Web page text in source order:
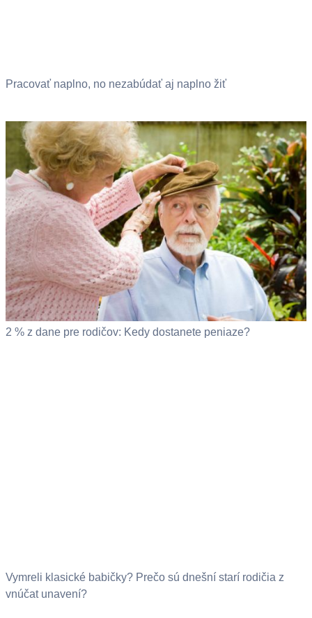
Pracovať naplno, no nezabúdať aj naplno žiť
2 % z dane pre rodičov: Kedy dostanete peniaze?
Vymreli klasické babičky? Prečo sú dnešní starí rodičia z
vnúčat unavení?